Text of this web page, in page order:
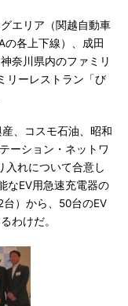
エリア（関越自動車
の各上下線）、成田
奈川県内のファミリ
リーレストラン「び
、コスモ石油、昭和
ーション・ネットワ
入れについて合意し
なEV用急速充電器の
）から、50台のEV
わけだ。